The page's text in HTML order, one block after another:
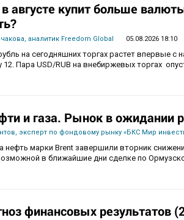
августе купит больше
аналитик Freedom Global 05.08.2026 18:10
на сегодняшних торгах растет впервые с
12. Пара USD/RUB на внебиржевых торгах
и газа. Рынок в ожидании
эксперт по фондовому рынку «БКС Мир
марки Brent завершили вторник
в ближайшие дни сделке по
финансовых результатов